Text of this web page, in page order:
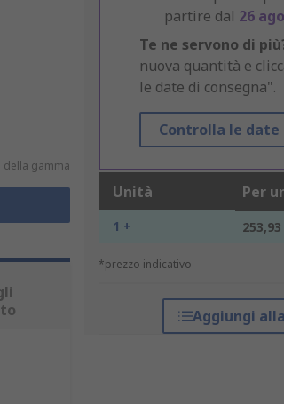
gamma
partire dal 26
Te ne servono di
nuova quantità e
le date di consegna".
Controlla le date
Unità Per
1 +
*prezzo indicativo
Aggiungi